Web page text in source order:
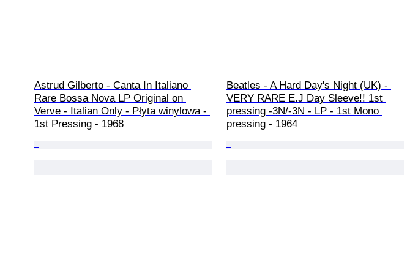
Astrud Gilberto - Canta In Italiano
Rare Bossa Nova LP Original on
Verve - Italian Only - Płyta winylowa -
1st Pressing - 1968
Beatles - A Hard Day's Night (UK) -
VERY RARE E.J Day Sleeve!! 1st
pressing -3N/-3N - LP - 1st Mono
pressing - 1964